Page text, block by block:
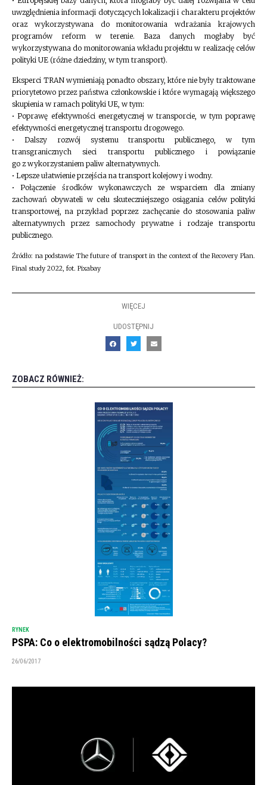
uwzględnienia informacji dotyczących lokalizacji i charakteru projektów
oraz wykorzystywana do monitorowania wdrażania krajowych
programów reform w terenie. Baza danych mogłaby być
wykorzystywana do monitorowania wkładu projektu w realizację celów
polityki UE (różne dziedziny, w tym transport).
Eksperci TRAN wymieniają ponadto obszary, które nie były traktowane
priorytetowo przez państwa członkowskie i które wymagają większego
skupienia w ramach polityki UE, w tym:
• Poprawę efektywności energetycznej w transporcie, w tym poprawę
efektywności energetycznej transportu drogowego.
• Dalszy rozwój systemu transportu publicznego, w tym
transgranicznych sieci transportu publicznego i powiązanie
go z wykorzystaniem paliw alternatywnych.
• Lepsze ułatwienie przejścia na transport kolejowy i wodny.
• Połączenie środków wykonawczych ze wsparciem dla zmiany
zachowań obywateli w celu skuteczniejszego osiągania celów polityki
transportowej, na przykład poprzez zachęcanie do stosowania paliw
alternatywnych przez samochody prywatne i rodzaje transportu
publicznego.
Źródło: na podstawie The future of transport in the context of the Recovery Plan.
Final study 2022, fot. Pixabay
WIĘCEJ
UDOSTĘPNIJ
ZOBACZ RÓWNIEŻ:
RYNEK
PSPA: Co o elektromobilności sądzą Polacy?
26/06/2017